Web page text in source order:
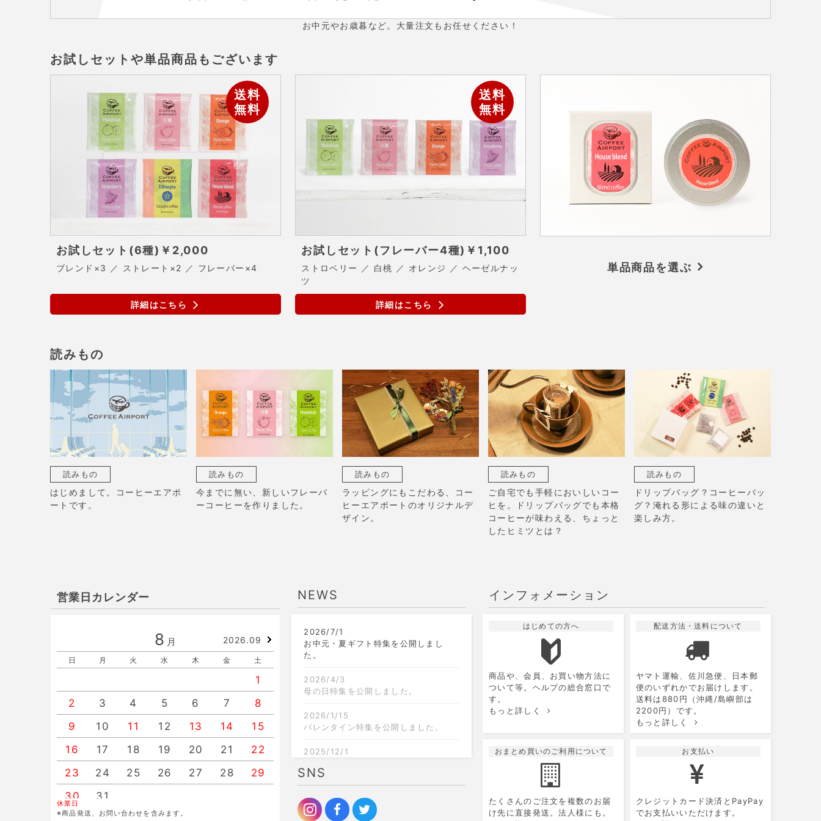
お中元やお歳暮など。大量注文もお任せください！
お試しセットや単品商品もございます
送料
無料
お試しセット(6種) ￥2,000
ブレンド×3 ／ ストレート×2 ／ フレーバー×4
詳細はこちら
送料
無料
お試しセット(フレーバー4種) ￥1,100
ストロベリー ／ 白桃 ／ オレンジ ／ ヘーゼルナッ
ツ
詳細はこちら
単品商品を選ぶ
読みもの
読みもの
はじめまして。コーヒーエアポ
ートです。
読みもの
今までに無い、新しいフレーバ
ーコーヒーを作りました。
読みもの
ラッピングにもこだわる、コー
ヒーエアポートのオリジナルデ
ザイン。
読みもの
ご自宅でも手軽においしいコー
ヒを。ドリップバッグでも本格
コーヒーが味わえる、ちょっと
したヒミツとは？
読みもの
ドリップバッグ？コーヒーバッ
グ？淹れる形による味の違いと
楽しみ方。
営業日カレンダー
8 月 2026.09
日 月 火 水 木 金 土
1
2
3 4 5 6 7
8
9
10 11 12 13 14
15
16
17 18 19 20 21
22
23
24 25 26 27 28
29
30
31
9月
日
5
12
13
14 15 16 17
20
21
27
2026.11
月 金
1 2
3
8 9
10
15 16
18
19 20 23
24
26 30
休業日
※商品発送、お問い合わせを含みます。
NEWS
2026/7/1
お中元・夏ギフト特集を公開しまし
た。
2026/4/3
母の日特集を公開しました。
2026/1/15
バレンタイン特集を公開しました。
2025/12/1
ました。
2025/9/6
お歳暮特集を公開しました。
SNS
インフォメーション
はじめての方へ
商品や、会員、お買い物方法に
ついて等。ヘルプの総合窓口で
す。
もっと詳しく
配送方法・送料について
ヤマト運輸、佐川急便、日本郵
便のいずれかでお届けします。
送料は880円（沖縄/島嶼部は
2200円）です。
もっと詳しく
おまとめ買いのご利用について
たくさんのご注文を複数のお届
け先に直接発送。法人様にも。
お支払い
クレジットカード決済とPayPay
でお支払いいただけます。